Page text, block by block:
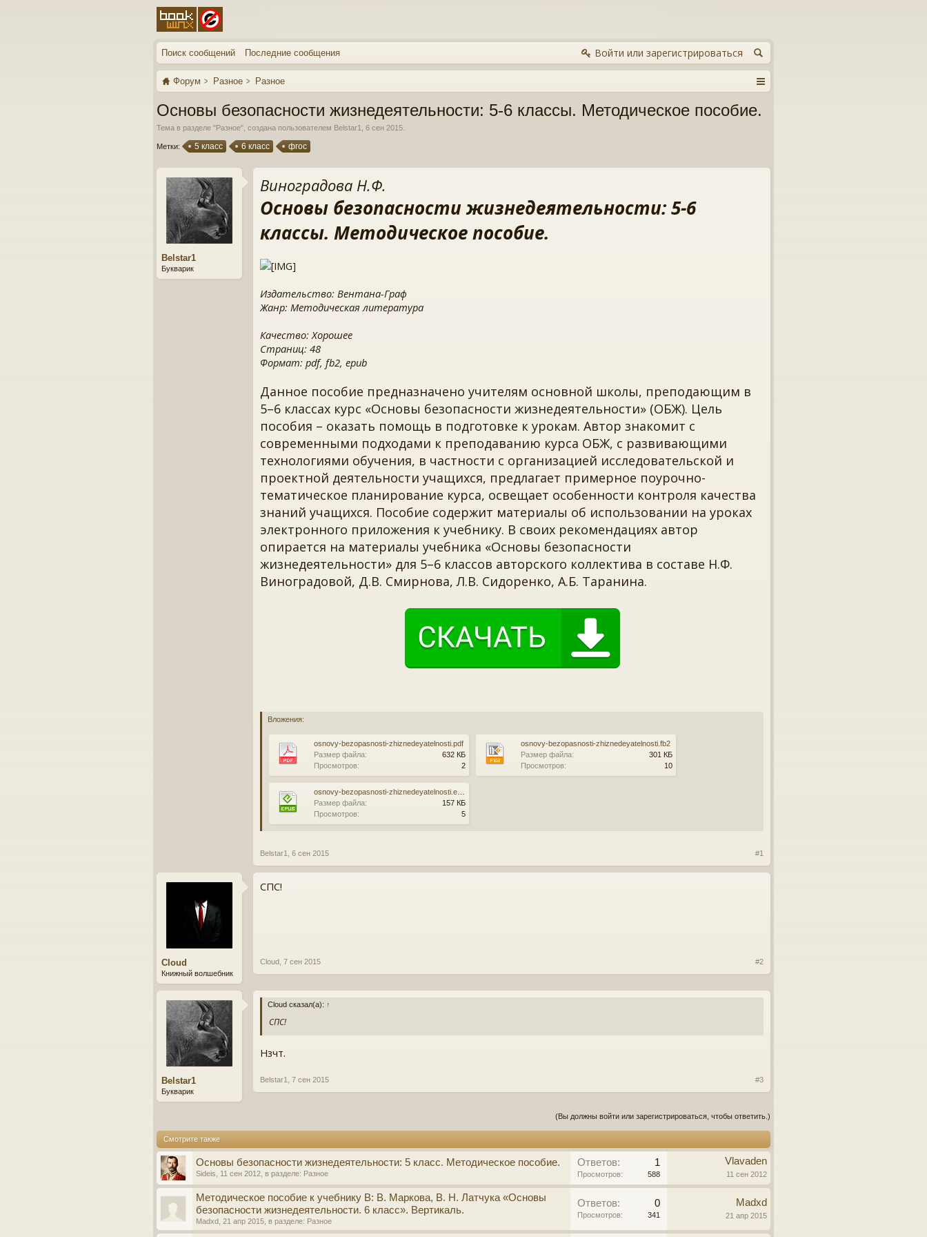
Поиск сообщений Последние сообщения Войти или зарегистрироваться
Форум Разное Разное
Основы безопасности жизнедеятельности: 5-6 классы. Методическое пособие.
Тема в разделе "Разное", создана пользователем Belstar1 6 сен 2015
Метки: 5 класс 6 класс фгос
Belstar1
Букварик
Виноградова Н.Ф.
Основы безопасности жизнедеятельности: 5-6
классы. Методическое пособие.
Издательство: Вентана-Граф
Жанр: Методическая литература
Качество: Хорошее
Страниц: 48
Формат: pdf, fb2, epub
Данное пособие предназначено учителям основной школы, преподающим в
5–6 классах курс «Основы безопасности жизнедеятельности» (ОБЖ). Цель
пособия – оказать помощь в подготовке к урокам. Автор знакомит с
современными подходами к преподаванию курса ОБЖ, с развивающими
технологиями обучения, в частности с организацией исследовательской и
проектной деятельности учащихся, предлагает примерное поурочно-
тематическое планирование курса, освещает особенности контроля качества
знаний учащихся. Пособие содержит материалы об использовании на уроках
электронного приложения к учебнику. В своих рекомендациях автор
опирается на материалы учебника «Основы безопасности
жизнедеятельности» для 5–6 классов авторского коллектива в составе Н.Ф.
Виноградовой, Д.В. Смирнова, Л.В. Сидоренко, А.Б. Таранина.
Вложения:
osnovy-bezopasnosti-zhiznedeyatelnosti.pdf
Размер файла:
632 КБ
Просмотров:
2
osnovy-bezopasnosti-zhiznedeyatelnosti.fb2
Размер файла:
301 КБ
Просмотров:
10
Размер файла:
157 КБ
Просмотров:
5
Belstar1 6 сен 2015 #1
Cloud
Книжный волшебник
СПС!
Cloud 7 сен 2015 #2
Belstar1
Букварик
Cloud сказал(а): ↑
СПС!
Нзчт.
Belstar1 7 сен 2015 #3
(Вы должны войти или зарегистрироваться, чтобы ответить.)
Смотрите также
Основы безопасности жизнедеятельности: 5 класс. Методическое пособие.
Sideis 11 сен 2012 , в разделе: Разное
Ответов: 1
Просмотров: 588
Vlavaden
11 сен 2012
Методическое пособие к учебнику В: В. Маркова, В. Н. Латчука «Основы
безопасности жизнедеятельности. 6 класс». Вертикаль.
Madxd 21 апр 2015 , в разделе: Разное
Ответов: 0
Просмотров: 341
Madxd
21 апр 2015